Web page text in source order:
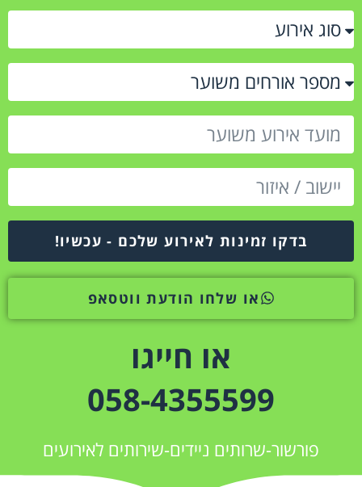
בדקו זמינות לאירוע שלכם - עכשיו!
או שלחו הודעת ווטסאפ
או חייגו
058-4355599
פורשור-שרותים ניידים-שירותים לאירועים